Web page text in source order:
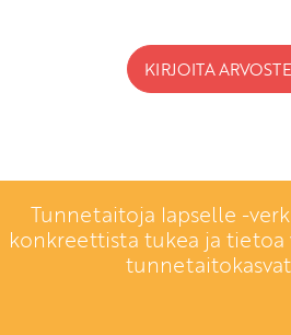
KIRJOITA
Tunnetaitoja lapselle -
konkreettista tukea ja